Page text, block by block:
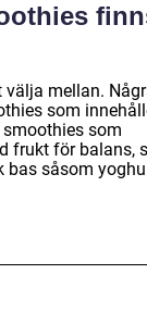
mellan.
som
som
frukt för balans,
bas såsom